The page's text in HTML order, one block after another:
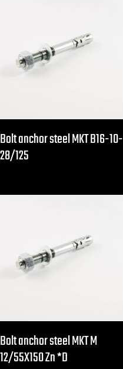
Bolt anchor steel MKT B16-10-
28/125
Bolt anchor steel MKT M
12/55X150 Zn *D